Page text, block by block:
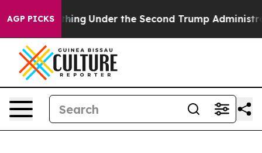
AGP PICKSUnder the Second Trump Administration,